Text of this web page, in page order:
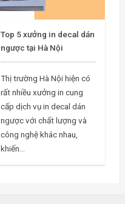
Top 5 xưởng in decal dán
ngược tại Hà Nội
Thị trường Hà Nội hiện có
rất nhiều xưởng in cung
cấp dịch vụ in decal dán
ngược với chất lượng và
công nghệ khác nhau,
khiến...